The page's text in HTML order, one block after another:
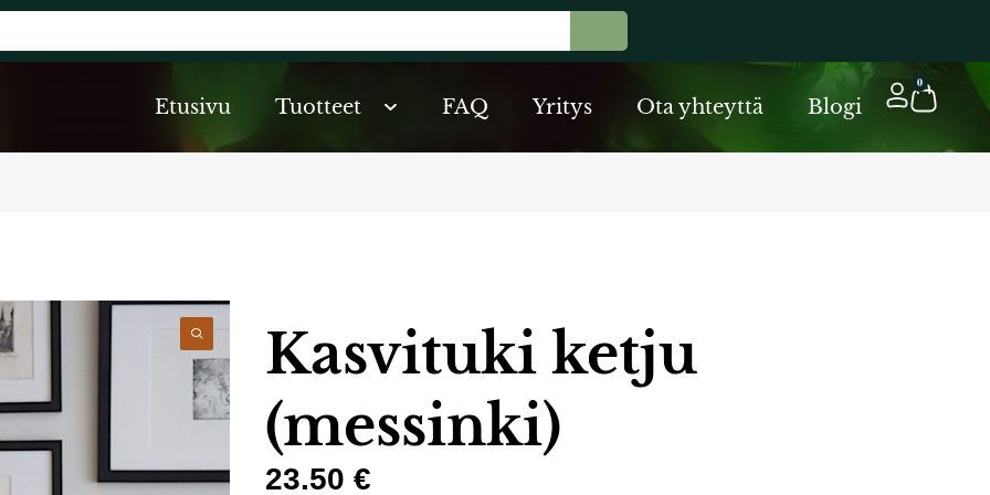
Etusivu Tuotteet FAQ Yritys Ota yhteyttä Blogi
0
Cart
Kasvituki ketju
(messinki)
23.50 €